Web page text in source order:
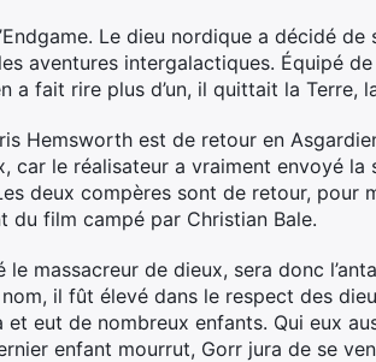
Le dieu nordique a décidé de
aventures intergalactiques. Équipé
a fait rire plus d’un, il quittait la Terre,
Hemsworth est de retour en
car le réalisateur a vraiment envoyé
deux compères sont de retour, pour
du film campé par Christian Bale.
le massacreur de dieux, sera donc
il fût élevé dans le respect des
et eut de nombreux enfants. Qui eux
enfant mourrut, Gorr jura de se